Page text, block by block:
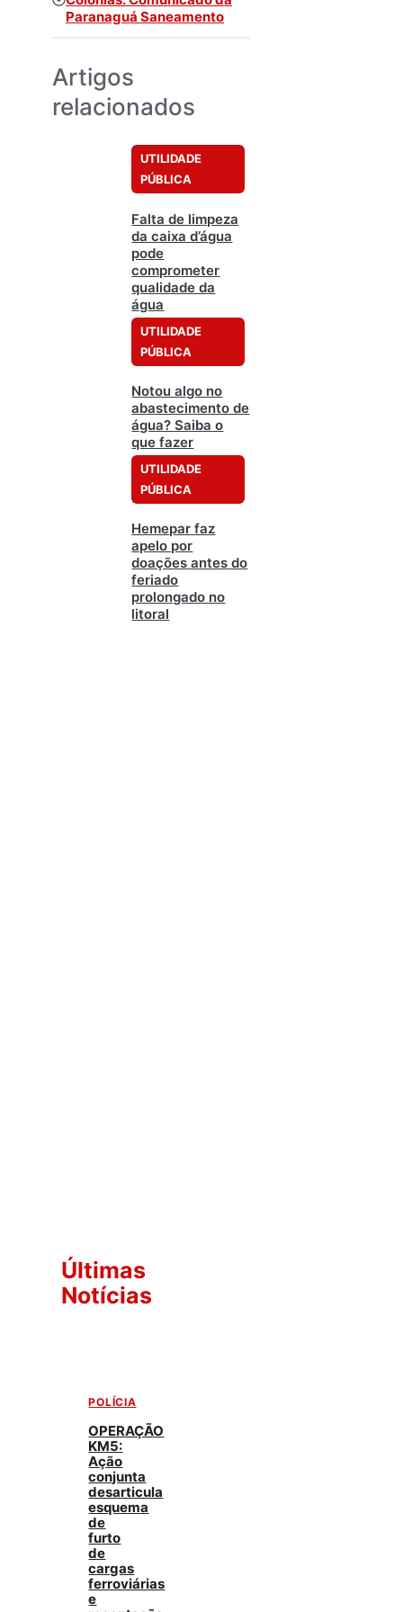
Paranaguá Saneamento
Artigos
relacionados
UTILIDADE
PÚBLICA
Falta de limpeza
da caixa d’água
pode
comprometer
qualidade da
água
UTILIDADE
PÚBLICA
Notou algo no
abastecimento de
água? Saiba o
que fazer
UTILIDADE
PÚBLICA
Hemepar faz
apelo por
doações antes do
feriado
prolongado no
litoral
Últimas
Notícias
POLÍCIA
OPERAÇÃO
KM5:
Ação
conjunta
desarticula
esquema
de
furto
de
cargas
ferroviárias
e